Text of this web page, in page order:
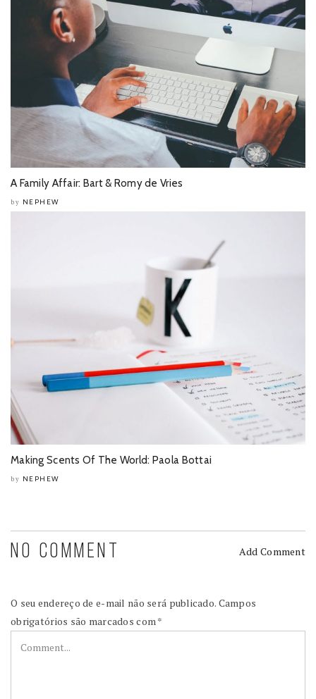
A Family Affair: Bart & Romy de Vries
by NEPHEW
Making Scents Of The World: Paola Bottai
by NEPHEW
NO COMMENT Add Comment
O seu endereço de e-mail não será publicado. Campos
obrigatórios são marcados com*